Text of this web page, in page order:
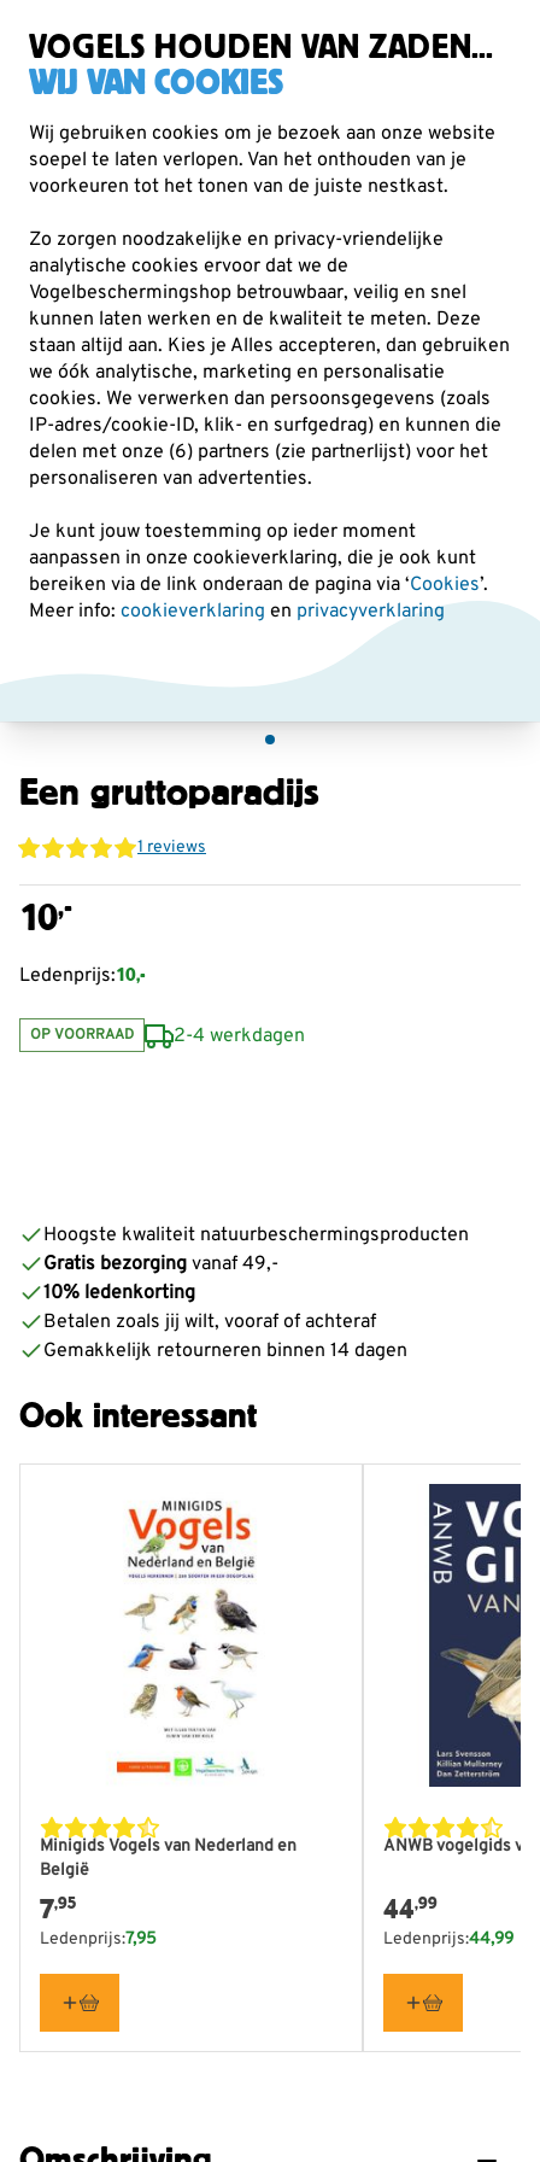
VOGELS HOUDEN VAN ZADEN...
WIJ VAN COOKIES
Wij gebruiken cookies om je bezoek aan onze website
soepel te laten verlopen. Van het onthouden van je
voorkeuren tot het tonen van de juiste nestkast.
Zo zorgen noodzakelijke en privacy-vriendelijke
analytische cookies ervoor dat we de
Vogelbeschermingshop betrouwbaar, veilig en snel
kunnen laten werken en de kwaliteit te meten. Deze
staan altijd aan. Kies je Alles accepteren, dan gebruiken
we óók analytische, marketing en personalisatie
cookies. We verwerken dan persoonsgegevens (zoals
IP-adres/cookie-ID, klik- en surfgedrag) en kunnen die
delen met onze (6) partners (zie partnerlijst) voor het
personaliseren van advertenties.
Je kunt jouw toestemming op ieder moment
aanpassen in onze cookieverklaring, die je ook kunt
bereiken via de link onderaan de pagina via ‘Cookies’.
Meer info: cookieverklaring en privacyverklaring
Boeken Boeken van Vogelbescherming
Een gruttoparadijs
1 reviews
10,-
Ledenprijs:10,-
OP VOORRAAD 2-4 werkdagen
Hoogste kwaliteit natuurbeschermingsproducten
Gratis bezorging vanaf 49,-
10% ledenkorting
Betalen zoals jij wilt, vooraf of achteraf
Gemakkelijk retourneren binnen 14 dagen
Ook interessant
Minigids Vogels van Nederland en
België
7,95
Ledenprijs:7,95
ANWB vogelgids
44,99
Ledenprijs:44,99